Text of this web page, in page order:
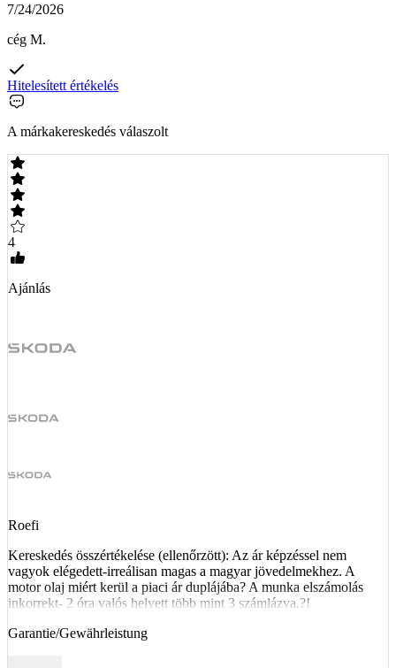
7/24/2026
cég M.
Hitelesített értékelés
A márkakereskedés válaszolt
4
Ajánlás
Roefi
Kereskedés összértékelése (ellenőrzött): Az ár képzéssel nem
vagyok elégedett-irreálisan magas a magyar jövedelmekhez. A
motor olaj miért kerül a piaci ár duplájába? A munka elszámolás
inkorrekt- 2 óra valós helyett több mint 3 számlázva.?!
Garantie/Gewährleistung